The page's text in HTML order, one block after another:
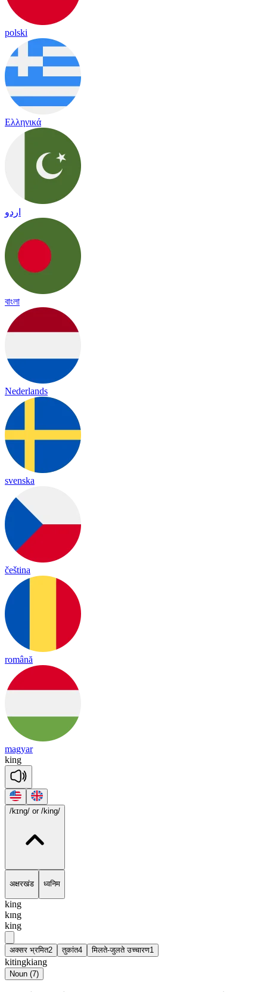
polski
Ελληνικά
اردو
বাংলা
Nederlands
svenska
čeština
română
magyar
king
/kɪng/ or /king/
अक्षरखंड ध्वनिम
king
kɪng
king
अक्सर भ्रमित2 तुकांत4 मिलते-जुलते उच्चारण1
kitingkiang
Noun (7)